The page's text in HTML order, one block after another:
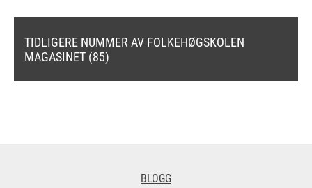
TIDLIGERE NUMMER AV FOLKEHØGSKOLEN
MAGASINET (85)
BLOGG